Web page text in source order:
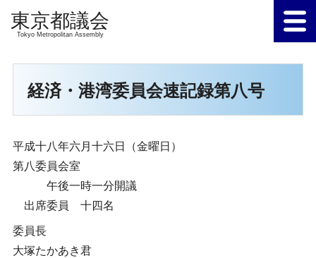
Tokyo Metropolitan Assembly
経済・港湾委員会速記録第八号
平成十八年六月十六日（金曜日）
第八委員会室
午後一時一分開議
出席委員 十四名
委員長
大塚たかあき君